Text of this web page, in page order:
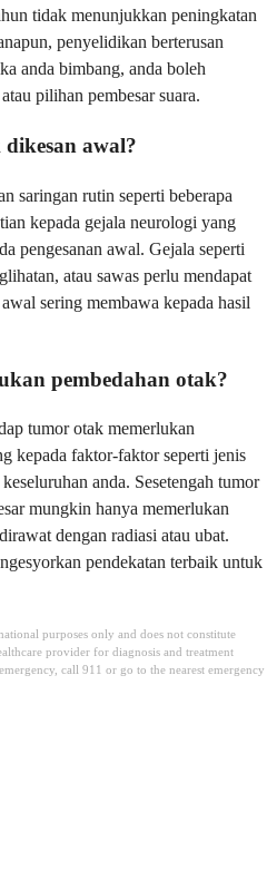
tidak menunjukkan peningkatan
penyelidikan berterusan
anda bimbang, anda boleh
pilihan pembesar suara.
awal?
saringan rutin seperti beberapa
kepada gejala neurologi yang
pengesanan awal. Gejala seperti
atau sawas perlu mendapat
sering membawa kepada hasil
pembedahan otak?
tumor otak memerlukan
kepada faktor-faktor seperti jenis
anda. Sesetengah tumor
mungkin hanya memerlukan
dengan radiasi atau ubat.
pendekatan terbaik untuk
purposes only and does not constitute
provider for diagnosis and treatment
call 911 or go to the nearest emergency